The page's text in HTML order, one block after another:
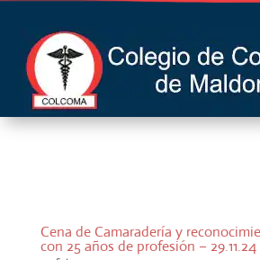
Cena de Camaradería y
con 25 años de profesión – 29.11.24